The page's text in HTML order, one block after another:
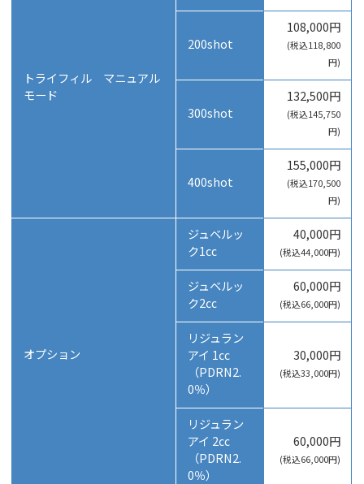
トライフィル マニュアル
モード
200shot
108,000円
(税込118,800
円)
300shot
132,500円
(税込145,750
円)
400shot
155,000円
(税込170,500
円)
オプション
ジュベルッ
ク1㏄
40,000円
(税込44,000円)
ジュベルッ
ク2㏄
60,000円
(税込66,000円)
リジュラン
アイ 1㏄
（PDRN2.
0％）
30,000円
(税込33,000円)
リジュラン
アイ 2㏄
（PDRN2.
0％）
60,000円
(税込66,000円)